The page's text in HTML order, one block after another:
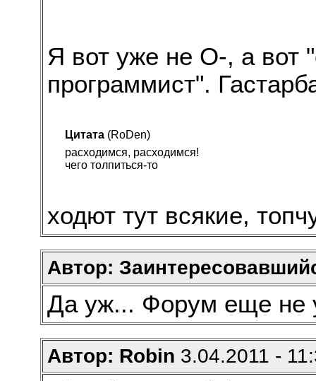
Я вот уже не О-, а вот
программист".
Цитата (RoDen)
расходимся, расходимся!
чего толпиться-то
ходют тут всякие,
Автор:
Да уж... Форум еще не
Автор: Robin 3.04.2011 -